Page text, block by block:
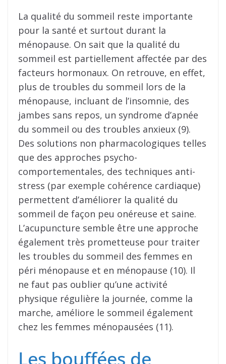
La qualité du sommeil reste importante
pour la santé et surtout durant la
ménopause. On sait que la qualité du
sommeil est partiellement affectée par des
facteurs hormonaux. On retrouve, en effet,
plus de troubles du sommeil lors de la
ménopause, incluant de l’insomnie, des
jambes sans repos, un syndrome d’apnée
du sommeil ou des troubles anxieux (9).
Des solutions non pharmacologiques telles
que des approches psycho-
comportementales, des techniques anti-
stress (par exemple cohérence cardiaque)
permettent d’améliorer la qualité du
sommeil de façon peu onéreuse et saine.
L’acupuncture semble être une approche
également très prometteuse pour traiter
les troubles du sommeil des femmes en
péri ménopause et en ménopause (10). Il
ne faut pas oublier qu’une activité
physique régulière la journée, comme la
marche, améliore le sommeil également
chez les femmes ménopausées (11).
Les bouffées de